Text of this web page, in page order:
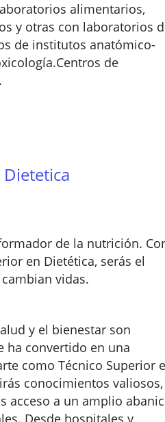
alimentarios,
y otras con laboratorios
de institutos anatómico-
de
de la nutrición.
en Dietética, serás el
vidas.
y el bienestar son
ha convertido en una
como Técnico Superior
conocimientos valiosos,
acceso a un amplio
Desde hospitales y